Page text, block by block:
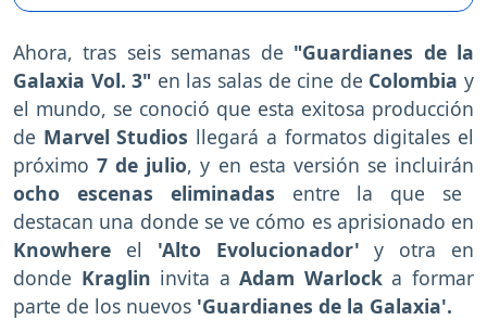
Ahora, tras seis semanas de "Guardianes de la
Galaxia Vol. 3" en las salas de cine de Colombiay
el mundo, se conoció que esta exitosa producción
de Marvel Studios llegará a formatos digitales el
próximo7 de julio, y en esta versión se incluirán
ocho escenas eliminadas entre la que se
destacan una donde se ve cómo es aprisionado en
Knowhere el 'Alto Evolucionador' y otra en
donde Kraglin invita aAdam Warlocka formar
parte de los nuevos 'Guardianes de la Galaxia'.